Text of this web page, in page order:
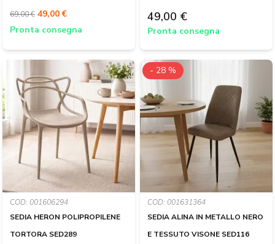
69,00 € 49,00 €
Pronta consegna
49,00 €
Pronta consegna
COD: 001606294
SEDIA HERON POLIPROPILENE
TORTORA SED289
COD: 001631364
SEDIA ALINA IN METALLO NERO
E TESSUTO VISONE SED116
- 28 %